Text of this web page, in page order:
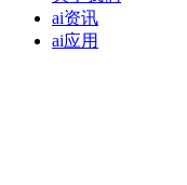
ai资讯
ai应用